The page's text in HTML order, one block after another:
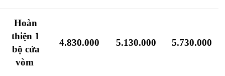
Hoàn
thiện 1
bộ cửa
vòm
4.830.000 5.130.000 5.730.000